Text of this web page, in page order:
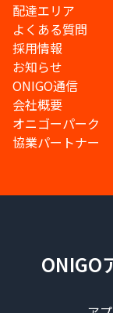
配達エリア
よくある質問
採用情報
お知らせ
ONIGO通信
会社概要
オニゴーパーク
協業パートナー
ONIGO